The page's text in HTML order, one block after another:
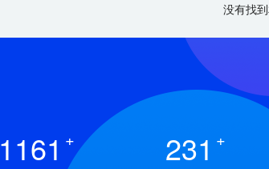
没有找
1161 + 231 +